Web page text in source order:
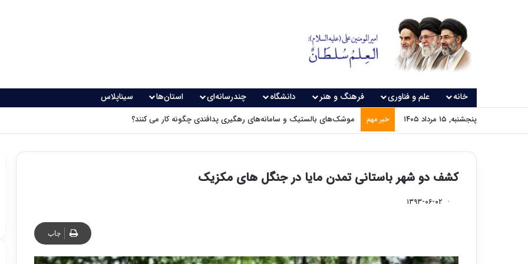
خانه علم و فناوری فرهنگ و هنر دانشگاه چندرسانه‌ای استان‌ها سیناپلاس
پنجشنبه, ۱۵ مرداد ۱۴۰۵ خبر مهم موشک‌های بالستیک و سامانه‌های رهگیری پدافندی چگونه کار می کنند؟
کشف دو شهر باستانی تمدن مایا در جنگل های مکزیک
۱۳۹۳-۰۶-۰۲
چاپ